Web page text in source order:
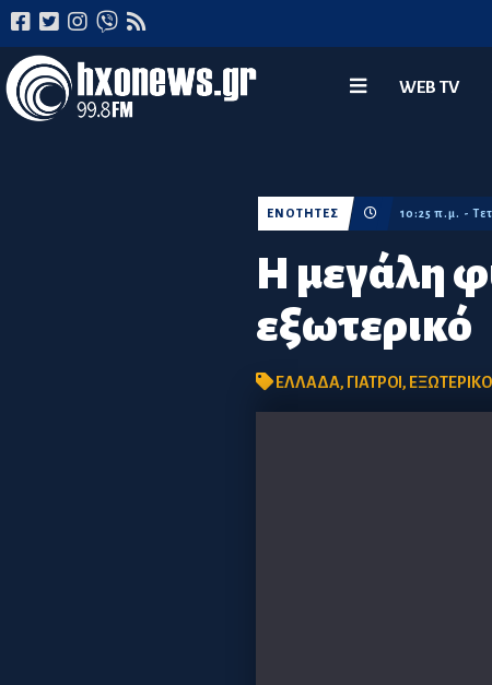
WEB TV
Η μεγάλη
εξωτερικό
ΕΝΟΤΗΤΕΣ 10:25 π.μ. -
ΕΛΛΑΔΑ, ΓΙΑΤΡΟΙ , ΕΞΩΤΕΡΙΚΟ